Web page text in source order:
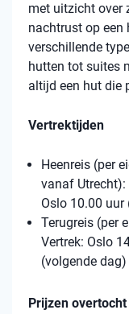
met uitzicht over
nachtrust op een
verschillende
hutten tot suites
altijd een hut die
Vertrektijden
Heenreis (per
vanaf
Oslo 10.00 uur
Terugreis (per
Vertrek: Oslo
(volgende dag)
Prijzen overtocht